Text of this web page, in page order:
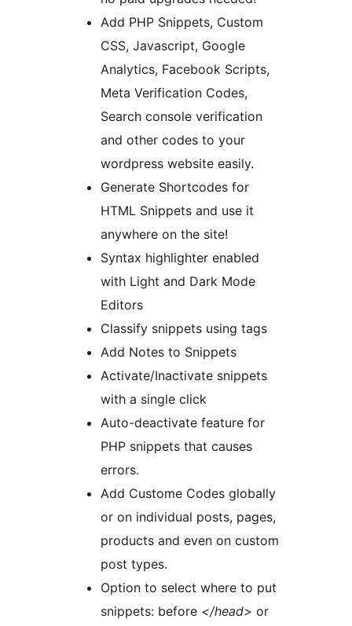
Add PHP Snippets, Custom
CSS, Javascript, Google
Analytics, Facebook Scripts,
Meta Verification Codes,
Search console verification
and other codes to your
wordpress website easily.
Generate Shortcodes for
HTML Snippets and use it
anywhere on the site!
Syntax highlighter enabled
with Light and Dark Mode
Editors
Classify snippets using tags
Add Notes to Snippets
Activate/Inactivate snippets
with a single click
Auto-deactivate feature for
PHP snippets that causes
errors.
Add Custome Codes globally
or on individual posts, pages,
products and even on custom
post types.
Option to select where to put
snippets: before </head> or